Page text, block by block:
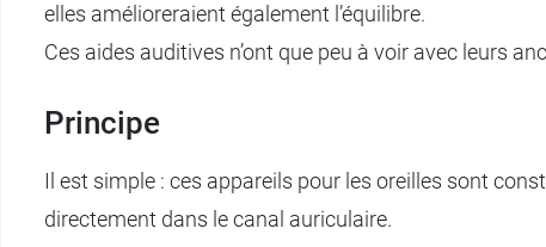
elles amélioreraient également l’équilibre.
Ces aides auditives n’ont que peu à voir avec leurs
Principe
Il est simple : ces appareils pour les oreilles sont
directement dans le canal auriculaire.